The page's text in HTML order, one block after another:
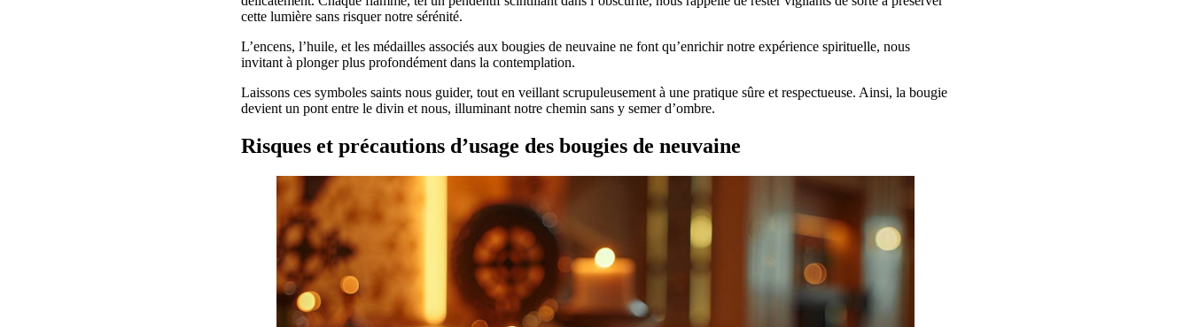
cette lumière sans risquer notre sérénité.
L’encens, l’huile, et les médailles associés aux bougies de neuvaine ne font qu’enrichir notre expérience spirituelle, nous
invitant à plonger plus profondément dans la contemplation.
Laissons ces symboles saints nous guider, tout en veillant scrupuleusement à une pratique sûre et respectueuse. Ainsi, la bougie
devient un pont entre le divin et nous, illuminant notre chemin sans y semer d’ombre.
Risques et précautions d’usage des bougies de neuvaine